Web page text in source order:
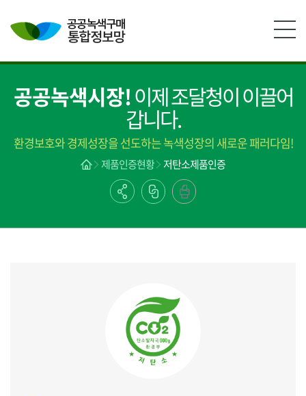
공공녹색시장!이제 조달청이 이끌어
갑니다.
환경보호와 경제성장을 선도하는 녹색성장의 새로운 패러다임!
제품인증현황 저탄소제품인증